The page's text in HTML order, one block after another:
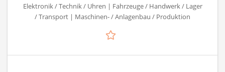
Elektronik / Technik / Uhren | Fahrzeuge / Handwerk / Lager
/ Transport | Maschinen- / Anlagenbau / Produktion